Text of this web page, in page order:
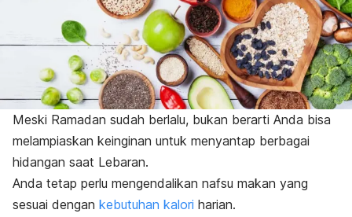
Meski Ramadan sudah berlalu, bukan berarti Anda bisa
melampiaskan keinginan untuk menyantap berbagai
hidangan saat Lebaran.
Anda tetap perlu mengendalikan nafsu makan yang
sesuai dengan kebutuhan kalori harian.